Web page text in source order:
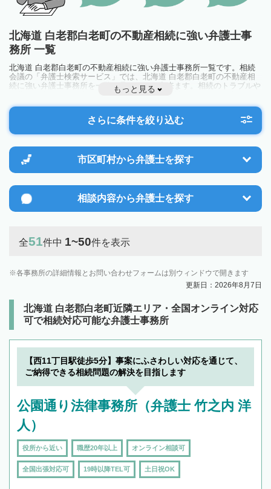
北海道 白老郡白老町の不動産相続に強い弁護士事
務所 一覧
北海道 白老郡白老町の不動産相続に強い弁護士事務所一覧です。相続
会議の「弁護士検索サービス」では、北海道 白老郡白老町の不動産相
続に強い弁護士事務所を一覧で見ることが出来ます。相続のトラブルや
お悩みを抱えている方は一度近隣の弁護士に相談してみましょう。
もっと見る
さらに条件を絞り込む
市区町村から弁護士を探す
相談内容から弁護士を探す
全51件中 1~50件を表示
各事務所の詳細情報とお問い合わせフォームは別ウィンドウで開きます
更新日：2026年8月7日
北海道 白老郡白老町近隣エリア・全国オンライン対応
可で相続対応可能な弁護士事務所
【西11丁目駅徒歩5分】事案にふさわしい対応を通じて、
ご納得できる相続問題の解決を目指します
公園通り法律事務所（弁護士 竹之内 洋
人）
役所から近い 職歴20年以上 オンライン相談可
全国出張対応可 19時以降TEL可 土日祝OK